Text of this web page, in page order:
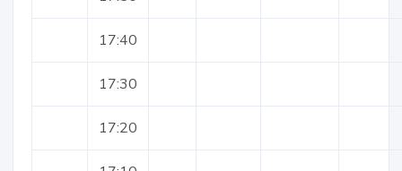
17:40
17:30
17:20